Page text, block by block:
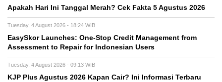
Apakah Hari Ini Tanggal Merah? Cek Fakta 5 Agustus 2026
Tuesday, 4 August 2026 - 18:24 WIB
EasySkor Launches: One-Stop Credit Management from
Assessment to Repair for Indonesian Users
Tuesday, 4 August 2026 - 09:13 WIB
KJP Plus Agustus 2026 Kapan Cair? Ini Informasi Terbaru